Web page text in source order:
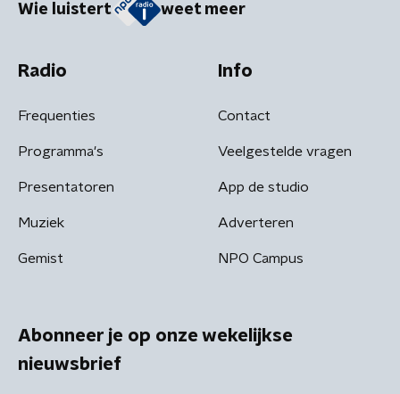
Wie luistert weet meer
Radio
Frequenties
Programma's
Presentatoren
Muziek
Gemist
Info
Contact
Veelgestelde vragen
App de studio
Adverteren
NPO Campus
Abonneer je op onze wekelijkse
nieuwsbrief